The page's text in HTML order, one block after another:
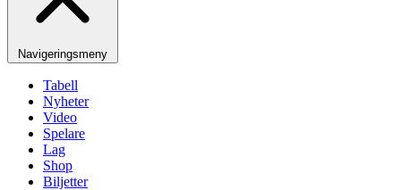
Navigeringsmeny
Tabell
Nyheter
Video
Spelare
Lag
Shop
Biljetter